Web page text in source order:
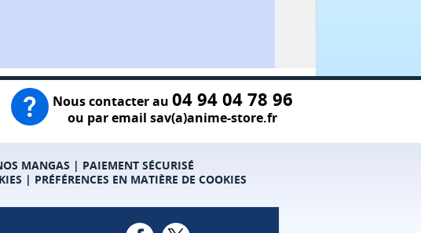
Nous contacter au 04 94 04 78 96
ou par email sav(a)anime-store.fr
MANGAS | PAIEMENT SÉCURISÉ
| PRÉFÉRENCES EN MATIÈRE DE COOKIES